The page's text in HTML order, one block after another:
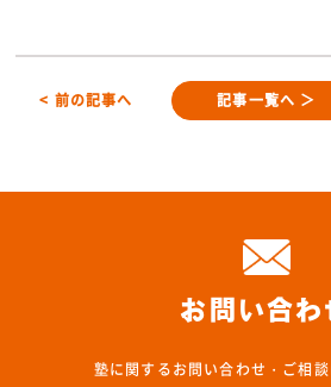
< 前の記事へ 記事一覧へ ＞
お問い合わ
塾に関するお問い合わせ・ご相談